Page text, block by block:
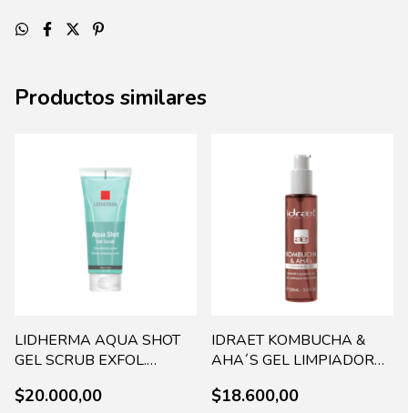
Productos similares
LIDHERMA AQUA SHOT
GEL SCRUB EXFOL.
0007
$20.000,00
IDRAET KOMBUCHA &
AHA´S GEL LIMPIADOR
$18.600,00